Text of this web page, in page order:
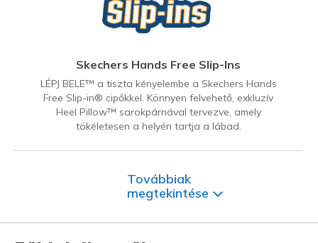
Skechers Hands Free Slip-Ins
LÉPJ BELE™ a tiszta kényelembe a Skechers Hands
Free Slip-in® cipőkkel. Könnyen felvehető, exkluzív
Heel Pillow™ sarokpárnával tervezve, amely
tökéletesen a helyén tartja a lábad.
Továbbiak
megtekintése